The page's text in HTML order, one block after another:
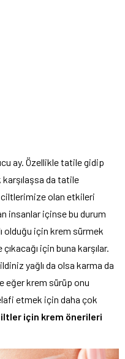
ay. Özellikle tatile gidip
karşılaşsa da tatile
ciltlerimize olan etkileri
insanlar içinse bu durum
olduğu için krem sürmek
için buna karşılar.
yağlı da olsa karma da
eğer krem sürüp onu
etmek için daha çok
için krem önerileri